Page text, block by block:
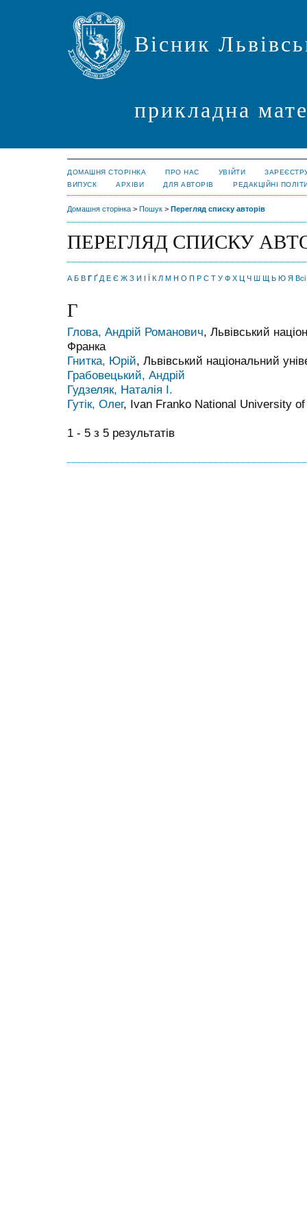
Вісник
прикладна
ДОМАШНЯ СТОРІНКА ПРО НАС УВІЙТИ
ВИПУСК
АРХІВИ ДЛЯ АВТОРІВ РЕДАКЦІЙНІ
Домашня сторінка > Пошук > Перегляд списку авторів
ПЕРЕГЛЯД СПИСКУ
А Б В Г Ґ Д Е Є Ж З И І Ї К Л М Н О П Р С Т У Ф Х Ц Ч Ш Щ Ь Ю Я Всі
Г
Глова, Андрій Романович, Львівський
Франка
Гнитка, Юрій, Львівський національний
Грабовецький, Андрій
Гудзеляк, Наталія І.
Гутік, Олег, Ivan Franko National University
1 - 5 з 5 результатів